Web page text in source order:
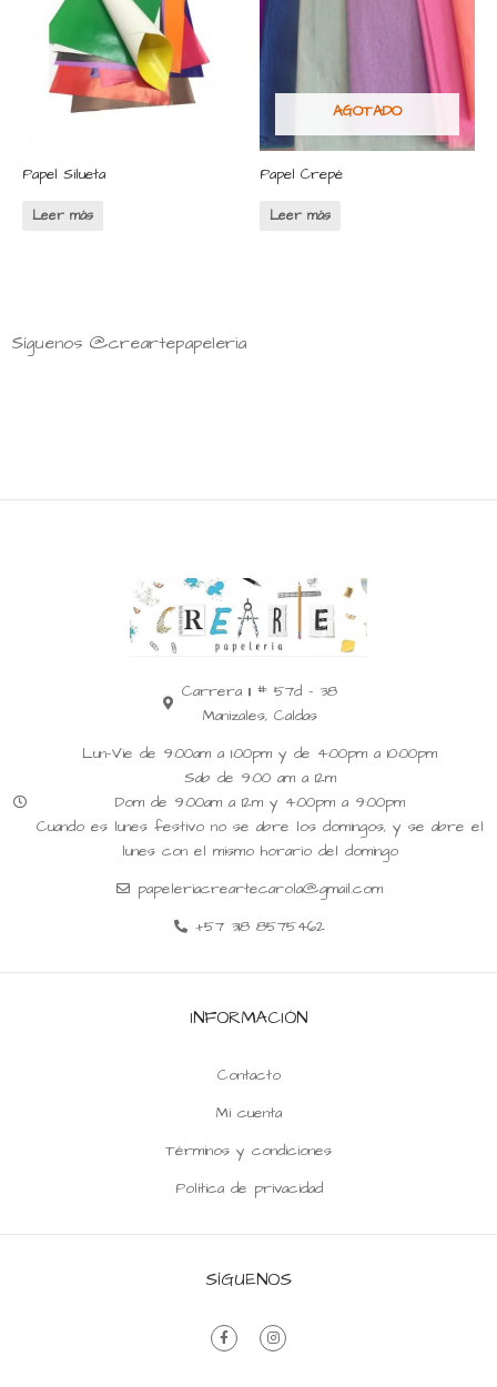
Papel Silueta
Leer más
AGOTADO
Papel Crepé
Leer más
Síguenos @creartepapeleria
Carrera 11 # 57d - 38
Manizales, Caldas
Lun-Vie de 9:00am a 1:00pm y de 4:00pm a 10:00pm
Sab de 9:00 am a 12m
Dom de 9:00am a 12m y 4:00pm a 9:00pm
Cuando es lunes festivo no se abre los domingos, y se abre el
lunes con el mismo horario del domingo
papeleriacreartecarola@gmail.com
+57 318 8575462
INFORMACIÓN
Contacto
Mi cuenta
Términos y condiciones
Política de privacidad
SÍGUENOS
F
a
c
I
n
s